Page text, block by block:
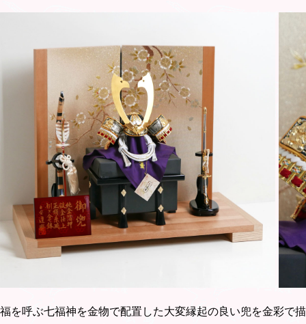
福を呼ぶ七福神を金物で配置した大変縁起の良い兜を金彩で描